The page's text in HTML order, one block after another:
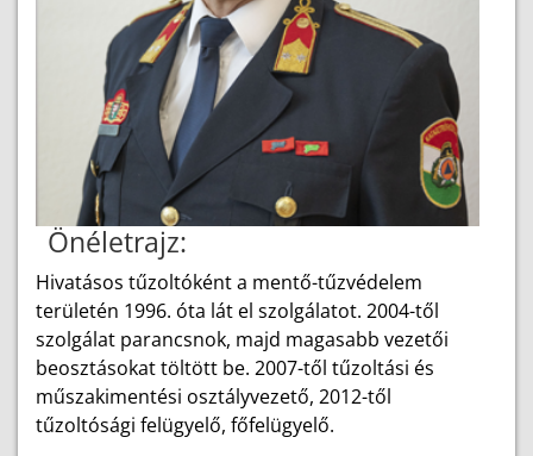
Önéletrajz:
Hivatásos tűzoltóként a mentő-tűzvédelem
területén 1996. óta lát el szolgálatot. 2004-től
szolgálat parancsnok, majd magasabb vezetői
beosztásokat töltött be. 2007-től tűzoltási és
műszakimentési osztályvezető, 2012-től
tűzoltósági felügyelő, főfelügyelő.